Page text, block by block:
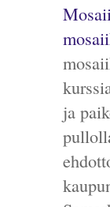
ja